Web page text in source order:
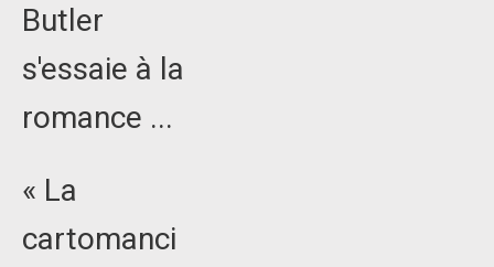
Butler
s'essaie à la
romance ...
« La
cartomanci